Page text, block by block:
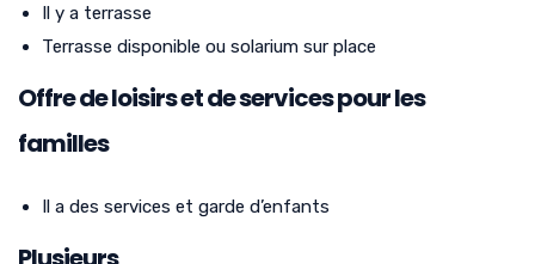
Il y a terrasse
Terrasse disponible ou solarium sur place
Offre de loisirs et de services pour les
familles
Il a des services et garde d’enfants